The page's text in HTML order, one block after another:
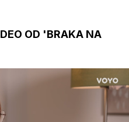
OD 'BRAKA NA